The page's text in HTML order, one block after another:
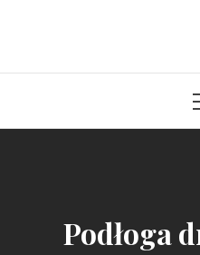
Podłoga